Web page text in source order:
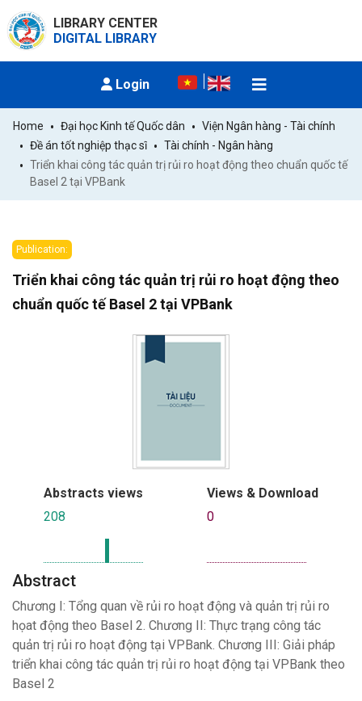
LIBRARY CENTER
DIGITAL LIBRARY
Login
Home Đại học Kinh tế Quốc dân
Viện Ngân hàng - Tài chính
Đề án tốt nghiệp thạc sĩ
Tài chính - Ngân hàng
Triển khai công tác quản trị rủi ro hoạt động theo chuẩn quốc tế
Basel 2 tại VPBank
Publication:
Triển khai công tác quản trị rủi ro hoạt động theo
chuẩn quốc tế Basel 2 tại VPBank
Abstracts views
208
Views & Download
0
Abstract
Chương I: Tổng quan về rủi ro hoạt động và quản trị rủi ro
họat động theo Basel 2. Chương II: Thực trạng công tác
quản trị rủi ro hoạt động tại VPBank. Chương III: Giải pháp
triển khai công tác quản trị rủi ro hoạt động tại VPBank theo
Basel 2